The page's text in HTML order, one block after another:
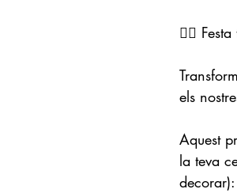
🏴‍☠️
els
Aquest
la teva
decorar):